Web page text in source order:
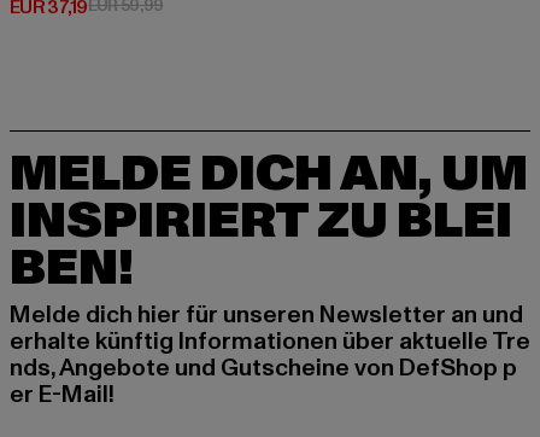
EUR 37,19
Derzeitiger Preis: EUR 37,19
EUR 59,99
MELDE DICH AN, UM
INSPIRIERT ZU BLEI
BEN!
Melde dich hier für unseren Newsletter an und
erhalte künftig Informationen über aktuelle Tre
nds, Angebote und Gutscheine von DefShop p
er E-Mail!